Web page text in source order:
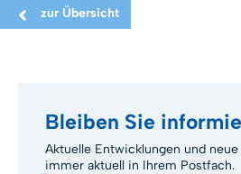
zur Übersicht
Bleiben Sie
Aktuelle Entwicklungen und
immer aktuell in Ihrem Postfach.